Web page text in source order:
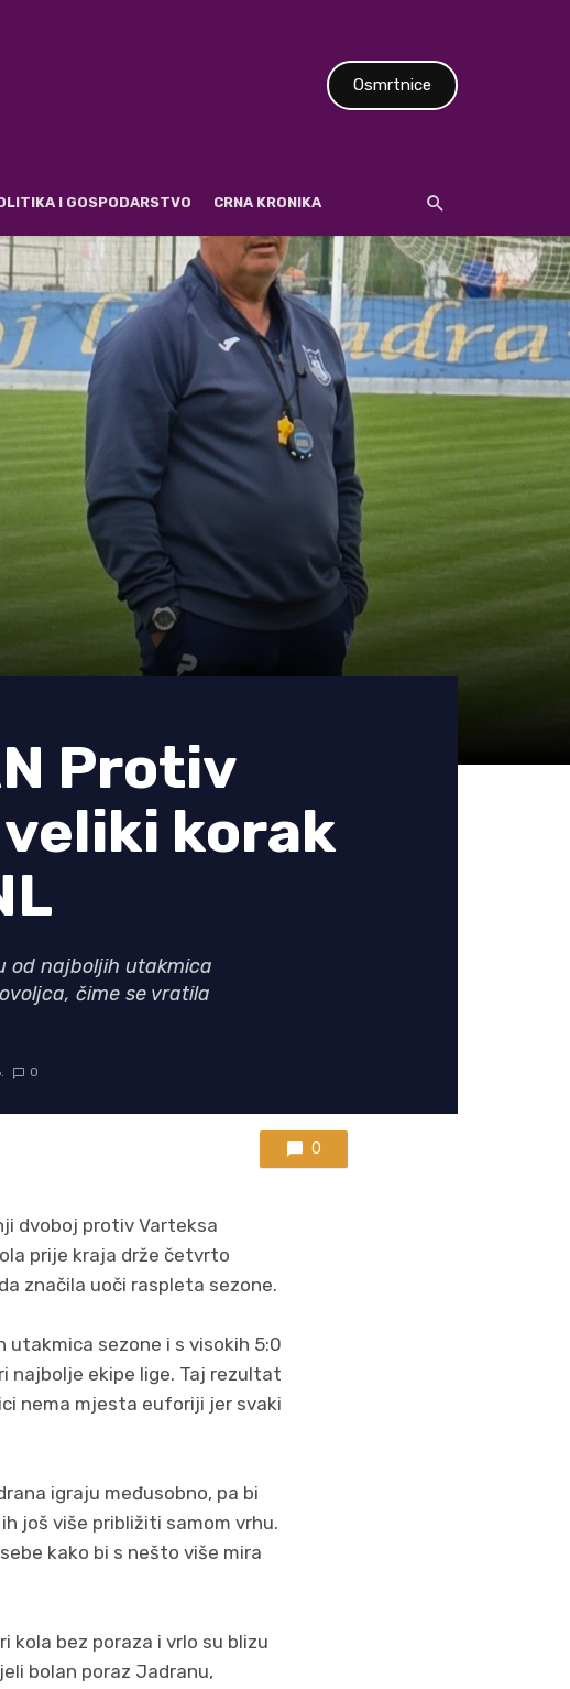
Osmrtnice
I GOSPODARSTVO CRNA KRONIKA
Protiv
korak
od najboljih utakmica
čime se vratila
0
0
dvoboj protiv Varteksa
prije kraja drže četvrto
značila uoči raspleta sezone.
utakmica sezone i s visokih 5:0
najbolje ekipe lige. Taj rezultat
nema mjesta euforiji jer svaki
igraju međusobno, pa bi
još više približiti samom vrhu.
kako bi s nešto više mira
kola bez poraza i vrlo su blizu
bolan poraz Jadranu,